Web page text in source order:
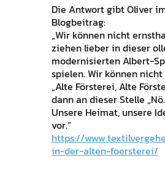
Die Antwort gibt Oliver
Blogbeitrag:
„Wir können nicht
ziehen lieber in dieser
modernisierten Albert-
spielen. Wir können
„Alte Försterei, Alte
dann an dieser Stelle
Unsere Heimat, unsere
vor.“
https://
in-der-alten-foersterei/